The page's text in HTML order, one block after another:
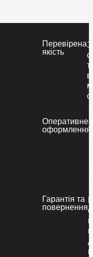
Перевірена
якість
Оперативне
оформлення
Гарантія та
повернення